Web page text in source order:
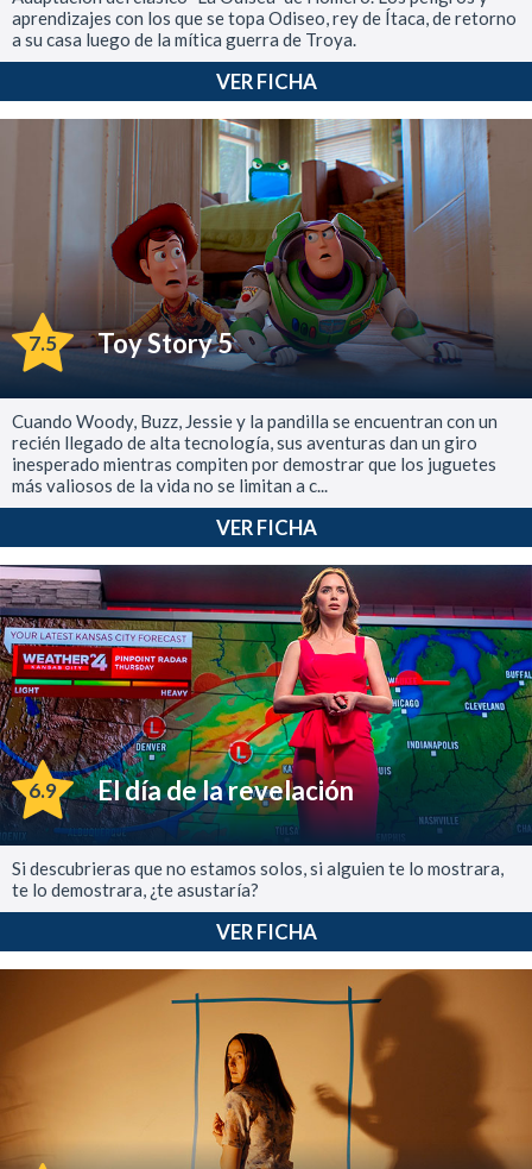
aprendizajes con los que se topa Odiseo, rey de Ítaca, de retorno
a su casa luego de la mítica guerra de Troya.
VER FICHA
7.5 Toy Story 5
Cuando Woody, Buzz, Jessie y la pandilla se encuentran con un
recién llegado de alta tecnología, sus aventuras dan un giro
inesperado mientras compiten por demostrar que los juguetes
más valiosos de la vida no se limitan a c...
VER FICHA
6.9 El día de la revelación
Si descubrieras que no estamos solos, si alguien te lo mostrara,
te lo demostrara, ¿te asustaría?
VER FICHA